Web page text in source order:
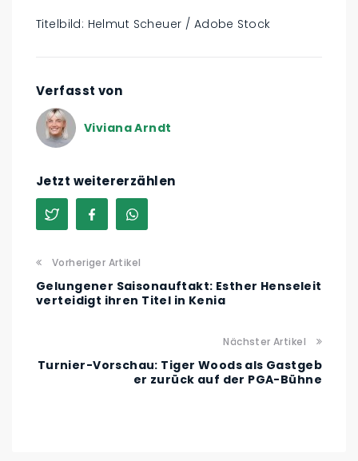
Titelbild: Helmut Scheuer / Adobe Stock
Verfasst von
Viviana Arndt
Jetzt weitererzählen
Vorheriger Artikel
Gelungener Saisonauftakt: Esther Henseleit
verteidigt ihren Titel in Kenia
Nächster Artikel
Turnier-Vorschau: Tiger Woods als Gastgeb
er zurück auf der PGA-Bühne